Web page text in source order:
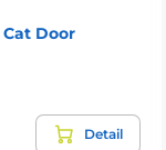
Cat Door
Detail